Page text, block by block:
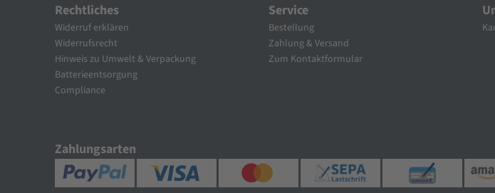
Rechtliches
Widerruf erklären
Widerrufsrecht
Hinweis zu Umwelt & Verpackung
Batterieentsorgung
Compliance
Service
Bestellung
Zahlung & Versand
Zum Kontaktformular
Zahlungsarten